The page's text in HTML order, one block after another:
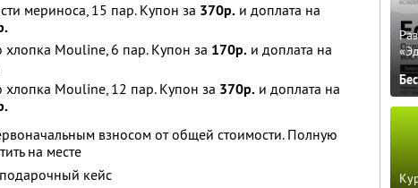
мериноса, 15 пар. Купон за 370р. и доплата на
хлопка Mouline, 6 пар. Купон за 170р. и доплата на
хлопка Mouline, 12 пар. Купон за 370р. и доплата на
взносом от общей стоимости. Полную
на месте
кейс